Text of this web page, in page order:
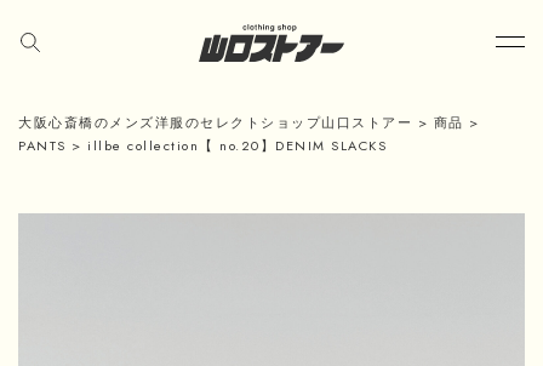
大阪心斎橋のメンズ洋服のセレクトショップ山口ストアー > 商品 >
PANTS > illbe collection【 no.20】DENIM SLACKS